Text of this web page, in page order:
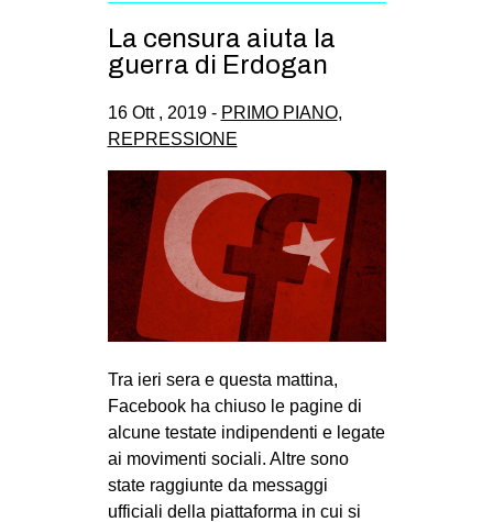
La censura aiuta la
guerra di Erdogan
16 Ott , 2019 - PRIMO PIANO,
REPRESSIONE
Tra ieri sera e questa mattina,
Facebook ha chiuso le pagine di
alcune testate indipendenti e legate
ai movimenti sociali. Altre sono
state raggiunte da messaggi
ufficiali della piattaforma in cui si